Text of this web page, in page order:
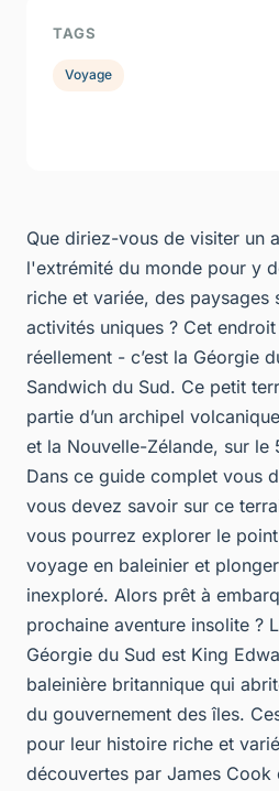
Que diriez-vous de visiter un
l'extrémité du monde pour y
riche et variée, des paysages
activités uniques ? Cet
réellement - c’est la Géorgie
Sandwich du Sud. Ce petit
partie d’un archipel
et la Nouvelle-Zélande, sur le
Dans ce guide complet vous
vous devez savoir sur ce
vous pourrez explorer le
voyage en baleinier et
inexploré. Alors prêt à
prochaine aventure insolite ?
Géorgie du Sud est King
baleinière britannique qui
du gouvernement des îles.
pour leur histoire riche et
découvertes par James Cook
TAGS
Voyage